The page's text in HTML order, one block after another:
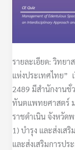
รายละเอียด: วิทย
แห่งประเทศไทย”
2489 มีสำนักงาน
ทันตแพทยศาสตร์
ราชดำเนิน จังหวัด
1) บำรุง และส่งเส
และส่งเสริมการป